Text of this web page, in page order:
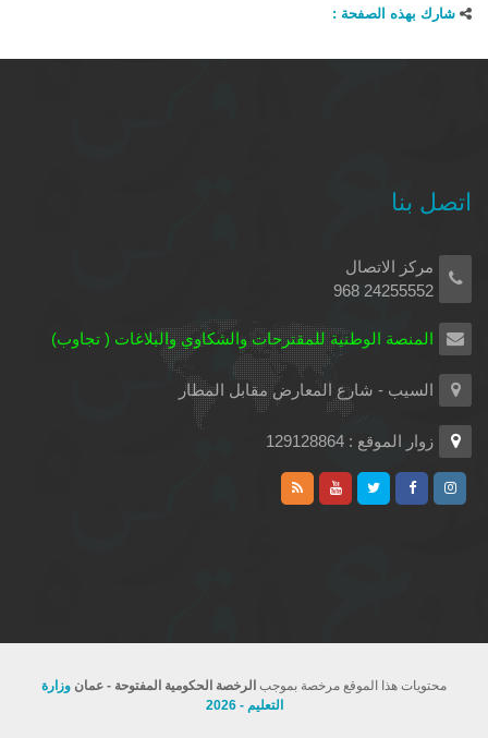
شارك بهذه الصفحة :
اتصل بنا
مركز الاتصال
24255552 968
المنصة الوطنية للمقترحات والشكاوي والبلاغات ( تجاوب)
السيب - شارع المعارض مقابل المطار
زوار الموقع : 129128864
محتويات هذا الموقع مرخصة بموجب الرخصة الحكومية المفتوحة - عمان وزارة
التعليم - 2026